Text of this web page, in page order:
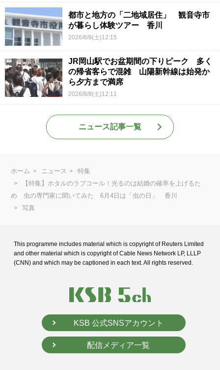
都市と地方の「二地域居住」 観音寺市
が暮らし体験ツアー 香川
2026/8/8(土)12:15
JR岡山駅でお盆期間の下りピーク 多く
の帰省客らで混雑 山陽新幹線は始発か
ら夕方まで満席
2026/8/8(土)12:11
ニュース記事一覧
ホーム ニュース
特集
【特集】ホタルのラブコール！光るのは結婚の確率を上げるた
め 虫の専門家に聞いてみた 6月4日は「虫の日」 香川
写真
This programme includes material which is copyright of Reuters Limited
and other material which is copyright of Cable News Network LP, LLLP
(CNN) and which may be captioned in each text. All rights reserved.
KSB 公式SNSアカウント
配信メディア一覧